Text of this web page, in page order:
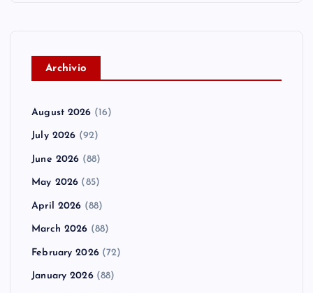
Archivio
August 2026 (16)
July 2026 (92)
June 2026 (88)
May 2026 (85)
April 2026 (88)
March 2026 (88)
February 2026(72)
January 2026(88)